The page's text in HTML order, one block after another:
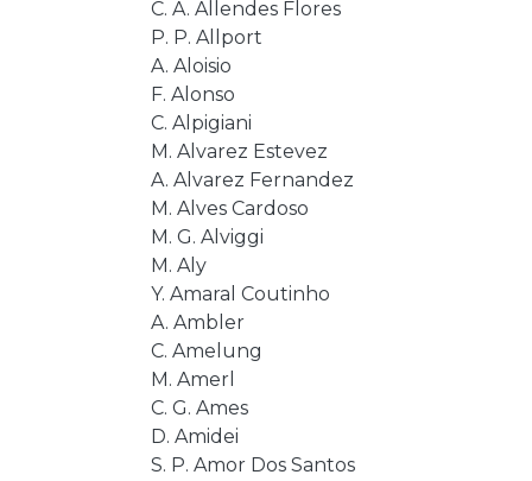
C. A. Allendes Flores
P. P. Allport
A. Aloisio
F. Alonso
C. Alpigiani
M. Alvarez Estevez
A. Alvarez Fernandez
M. Alves Cardoso
M. G. Alviggi
M. Aly
Y. Amaral Coutinho
A. Ambler
C. Amelung
M. Amerl
C. G. Ames
D. Amidei
S. P. Amor Dos Santos